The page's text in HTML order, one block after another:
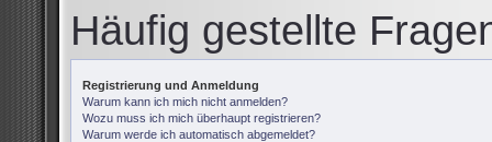
Häufig gestellte
Registrierung und Anmeldung
Warum kann ich mich nicht anmelden?
Wozu muss ich mich überhaupt registrieren?
Warum werde ich automatisch abgemeldet?